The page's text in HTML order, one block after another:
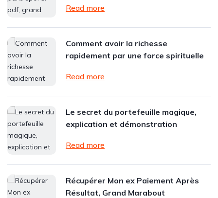
Read more
Comment avoir la richesse
rapidement par une force spirituelle
Read more
Le secret du portefeuille magique,
explication et démonstration
Read more
Récupérer Mon ex Paiement Après
Résultat, Grand Marabout